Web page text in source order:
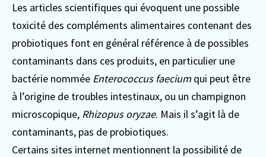
Les articles scientifiques qui évoquent une possible
toxicité des compléments alimentaires contenant des
probiotiques font en général référence à de possibles
contaminants dans ces produits, en particulier une
bactérie nommée Enterococcus faecium qui peut être
à l’origine de troubles intestinaux, ou un champignon
microscopique, Rhizopus oryzae. Mais il s’agit là de
contaminants, pas de probiotiques.
Certains sites internet mentionnent la possibilité de